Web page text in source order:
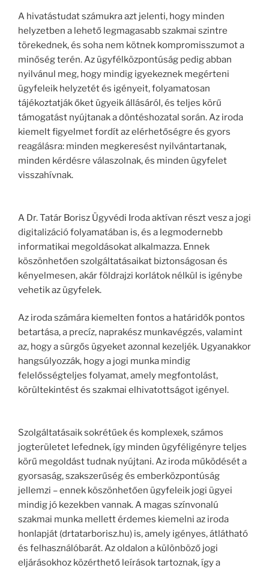
A hivatástudat számukra azt jelenti, hogy minden
helyzetben a lehető legmagasabb szakmai szintre
törekednek, és soha nem kötnek kompromisszumot a
minőség terén. Az ügyfélközpontúság pedig abban
nyilvánul meg, hogy mindig igyekeznek megérteni
ügyfeleik helyzetét és igényeit, folyamatosan
tájékoztatják őket ügyeik állásáról, és teljes körű
támogatást nyújtanak a döntéshozatal során. Az iroda
kiemelt figyelmet fordít az elérhetőségre és gyors
reagálásra: minden megkeresést nyilvántartanak,
minden kérdésre válaszolnak, és minden ügyfelet
visszahívnak.
A Dr. Tatár Borisz Ügyvédi Iroda aktívan részt vesz a jogi
digitalizáció folyamatában is, és a legmodernebb
informatikai megoldásokat alkalmazza. Ennek
köszönhetően szolgáltatásaikat biztonságosan és
kényelmesen, akár földrajzi korlátok nélkül is igénybe
vehetik az ügyfelek.
Az iroda számára kiemelten fontos a határidők pontos
betartása, a precíz, naprakész munkavégzés, valamint
az, hogy a sürgős ügyeket azonnal kezeljék. Ugyanakkor
hangsúlyozzák, hogy a jogi munka mindig
felelősségteljes folyamat, amely megfontolást,
körültekintést és szakmai elhivatottságot igényel.
Szolgáltatásaik sokrétűek és komplexek, számos
jogterületet lefednek, így minden ügyféligényre teljes
körű megoldást tudnak nyújtani. Az iroda működését a
gyorsaság, szakszerűség és emberközpontúság
jellemzi – ennek köszönhetően ügyfeleik jogi ügyei
mindig jó kezekben vannak. A magas színvonalú
szakmai munka mellett érdemes kiemelni az iroda
honlapját (drtatarborisz.hu) is, amely igényes, átlátható
és felhasználóbarát. Az oldalon a különböző jogi
eljárásokhoz közérthető leírások tartoznak, így a